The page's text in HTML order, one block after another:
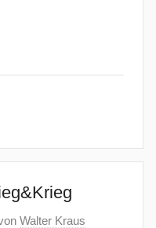
Walter Kraus